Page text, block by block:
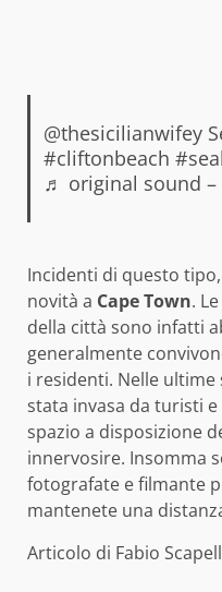
@thesicilianwifey
#cliftonbeach
♬ original sound –
Incidenti di questo
novità a Cape Town.
della città sono infatti
generalmente
i residenti. Nelle
stata invasa da turisti e
spazio a disposizione
innervosire. Insomma
fotografate e filmante
mantenete una
Articolo di Fabio